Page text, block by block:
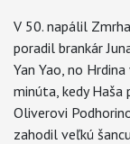
V 50. napálil
poradil brankár
Yan Yao, no
minúta, kedy
Oliverovi
zahodil veľkú